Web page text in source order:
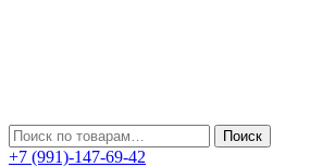
Искать: Поиск
+7 (991)-147-69-42